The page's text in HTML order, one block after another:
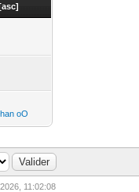
asc]
oO
11:02:08